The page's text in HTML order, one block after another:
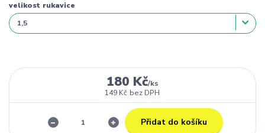
velikost rukavice
180 Kč/ks
149 Kč bez DPH
Přidat do košíku